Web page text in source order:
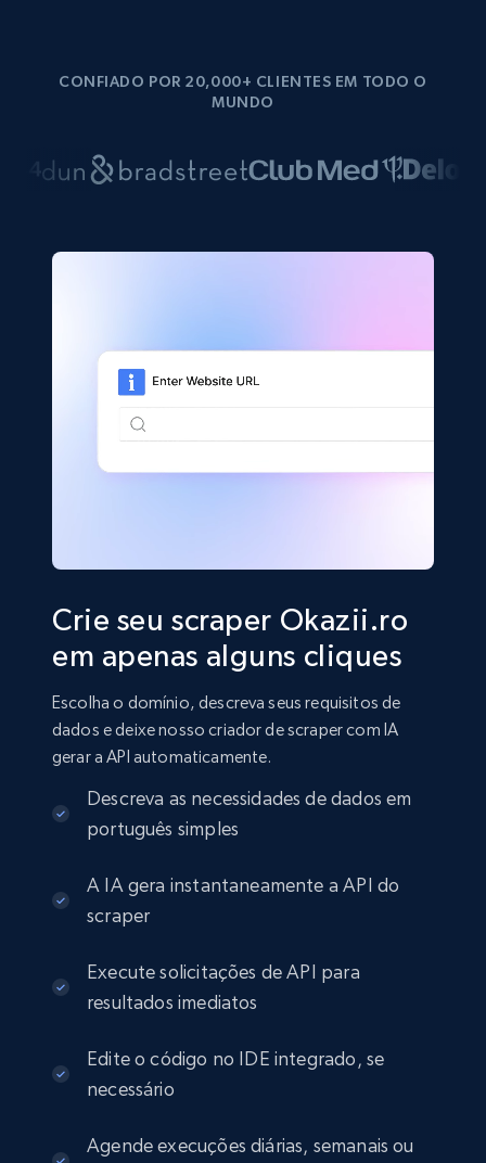
CONFIADO POR 20,000+ CLIENTES EM TODO O
MUNDO
Crie seu scraper Okazii.ro
em apenas alguns cliques
Escolha o domínio, descreva seus requisitos de
dados e deixe nosso criador de scraper com IA
gerar a API automaticamente.
Descreva as necessidades de dados em
português simples
A IA gera instantaneamente a API do
scraper
Execute solicitações de API para
resultados imediatos
Edite o código no IDE integrado, se
necessário
Agende execuções diárias, semanais ou